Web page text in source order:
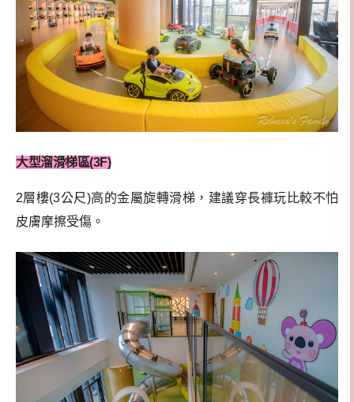
大型溜滑梯區(3F)
2層樓(3公尺)高的金屬旋轉滑梯，建議穿長褲玩比較不怕
皮膚摩擦受傷。